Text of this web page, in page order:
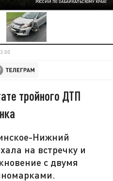
РОССИИ ПО ЗАБАЙКАЛЬСКОМУ КРАЮ
тройного ДТП
Нижний
на встречку и
с двумя